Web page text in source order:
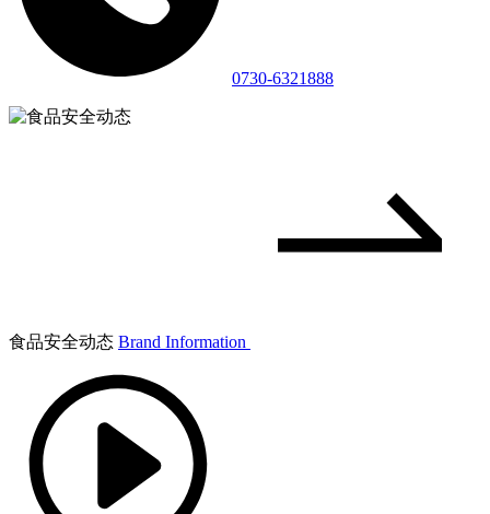
0730-6321888
食品安全动态 Brand Information